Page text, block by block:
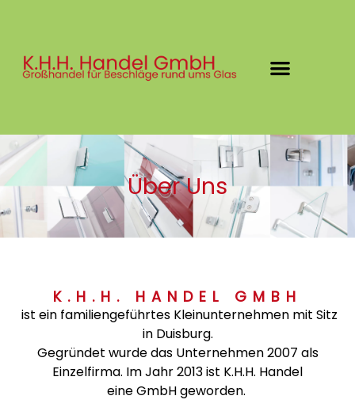
Über Uns
K.H.H. HANDEL GMBH
ist ein familiengeführtes Kleinunternehmen mit Sitz
in Duisburg.
Gegründet wurde das Unternehmen 2007 als
Einzelfirma. Im Jahr 2013 ist K.H.H. Handel
eine GmbH geworden.